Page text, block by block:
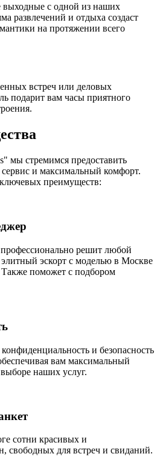
выходные с одной из наших
развлечений и отдыха создаст
на протяжении всего
встреч или деловых
подарит вам часы приятного
мы стремимся предоставить
и максимальный комфорт.
преимуществ:
решит любой
эскорт с моделью в Москве
поможет с подбором
и безопасность
вам максимальный
наших услуг.
сотни красивых и
свободных для встреч и свиданий.